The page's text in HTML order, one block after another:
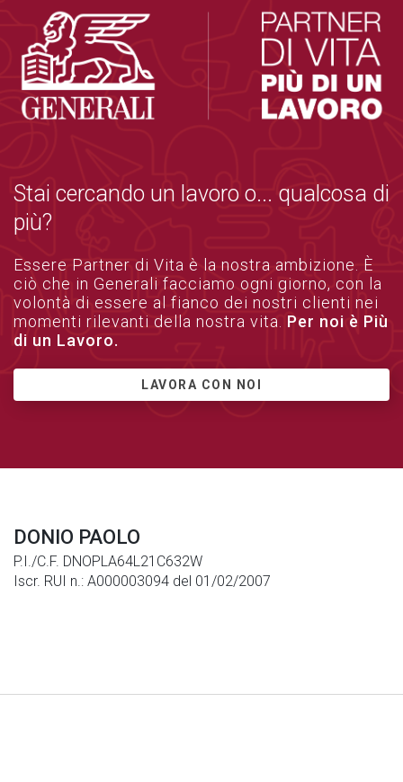
Stai cercando un lavoro o... qualcosa di
più?
Essere Partner di Vita è la nostra ambizione. È
ciò che in Generali facciamo ogni giorno, con la
volontà di essere al fianco dei nostri clienti nei
momenti rilevanti della nostra vita. Per noi è Più
di un Lavoro.
LAVORA CON NOI
DONIO PAOLO
P.I./C.F. DNOPLA64L21C632W
Iscr. RUI n.: A000003094 del 01/02/2007